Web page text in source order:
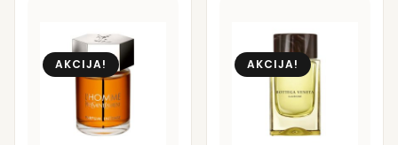
AKCIJA! AKCIJA!